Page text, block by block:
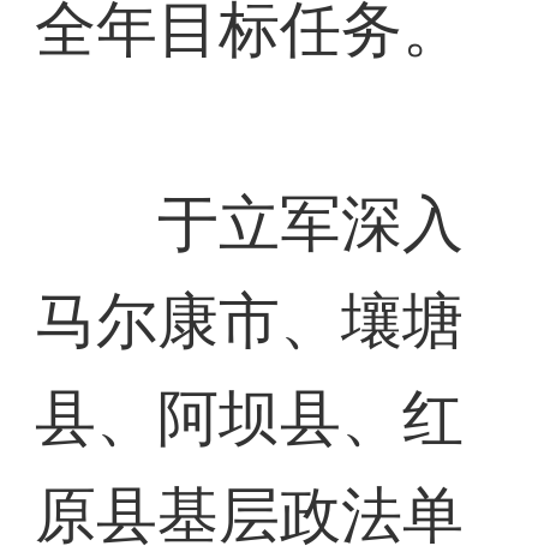
全年目标任务。
于立军深入
马尔康市、壤塘
县、阿坝县、红
原县基层政法单